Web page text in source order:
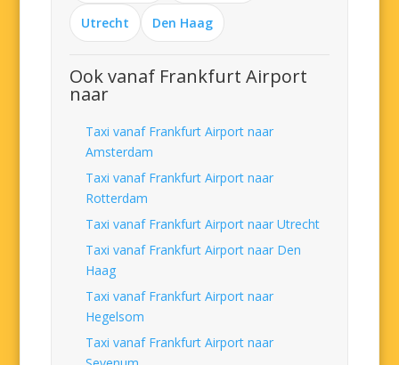
Utrecht Den Haag
Ook vanaf Frankfurt Airport
naar
Taxi vanaf Frankfurt Airport naar
Amsterdam
Taxi vanaf Frankfurt Airport naar
Rotterdam
Taxi vanaf Frankfurt Airport naar Utrecht
Taxi vanaf Frankfurt Airport naar Den
Haag
Taxi vanaf Frankfurt Airport naar
Hegelsom
Taxi vanaf Frankfurt Airport naar